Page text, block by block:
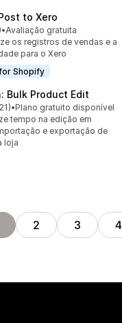
to Xero
ao todo
•Avaliação gratuita
os registros de vendas e a
para o Xero
Shopify
Bulk Product Edit
ao todo
•Plano gratuito disponível
tempo na edição em
e exportação de
loja
2 3 4